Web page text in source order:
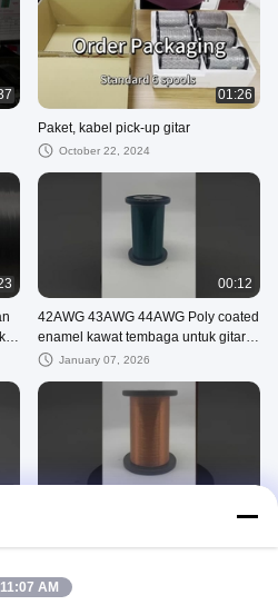
01:26
Paket, kabel pick-up gitar
October 22, 2024
00:12
42AWG 43AWG 44AWG Poly coated
enamel kawat tembaga untuk gitar
pickupJanuary 07, 2026
sepenuhnya Kabel tembaga enamel
11:07 AM